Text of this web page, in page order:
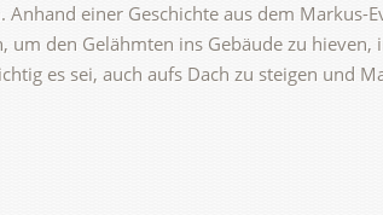
einer Geschichte aus dem Markus-
den Gelähmten ins Gebäude zu hieven,
es sei, auch aufs Dach zu steigen und